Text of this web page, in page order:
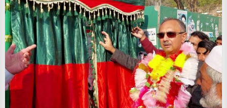
IT
BROADCASTS
NEWS
UPDATE,
CURRENT
AFFAIRS
&
ENTERTAINMENT
SHOWS